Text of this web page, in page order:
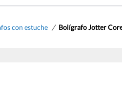
con estuche / Bolígrafo Jotter